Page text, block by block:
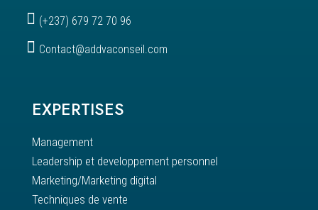
 (+237) 679 72 70 96
 Contact@addvaconseil.com
EXPERTISES
Management
Leadership et developpement personnel
Marketing/Marketing digital
Techniques de vente